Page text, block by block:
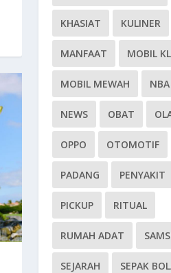
KHASIAT KULINER
MANFAAT MOBIL
MOBIL MEWAH NBA
NEWS OBAT
OPPO OTOMOTIF
PADANG PENYAKIT
PICKUP RITUAL
RUMAH ADAT
SEJARAH SEPAK